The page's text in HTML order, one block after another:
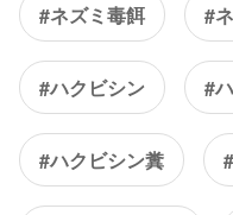
#ネズミ毒餌 #
#ハクビシン #
#ハクビシン糞